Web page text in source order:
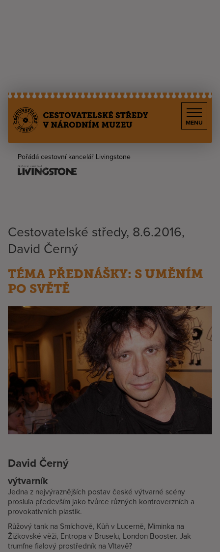
MENU
Pořádá cestovní kancelář Livingstone
Cestovatelské středy, 8.6.2016,
David Černý
TÉMA PŘEDNÁŠKY: S UMĚNÍM
PO SVĚTĚ
David Černý
výtvarník
Jedna z nejvýraznějších postav české výtvarné scény
proslula především jako tvůrce různých kontroverzních a
provokativních plastik.
Růžový tank na Smíchově, Kůň v Lucerně, Miminka na
Žižkovské věži, Entropa v Bruselu, London Booster. Jak
trumfne fialový prostředník na Vltavě?